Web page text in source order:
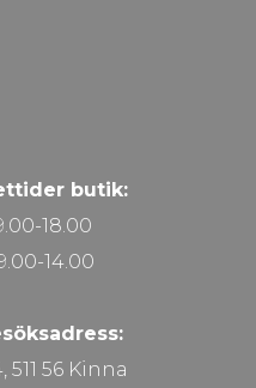
butik:
18.00
14.00
56 Kinna